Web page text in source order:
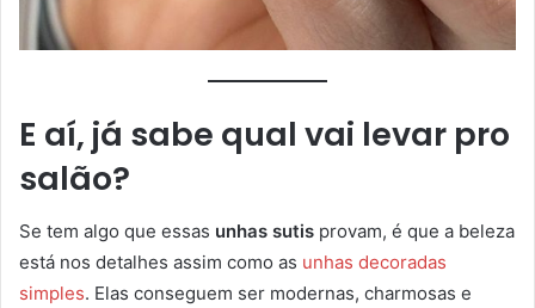
E aí, já sabe qual vai levar pro
salão?
Se tem algo que essas unhas sutis provam, é que a beleza
está nos detalhes assim como as unhas decoradas
simples. Elas conseguem ser modernas, charmosas e